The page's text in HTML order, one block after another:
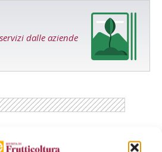
dalle aziende